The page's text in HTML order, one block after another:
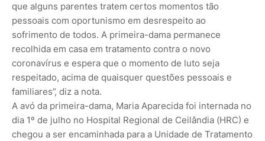
que alguns parentes tratem certos momentos tão
pessoais com oportunismo em desrespeito ao
sofrimento de todos. A primeira-dama permanece
recolhida em casa em tratamento contra o novo
coronavírus e espera que o momento de luto seja
respeitado, acima de quaisquer questões pessoais e
familiares”, diz a nota.
A avó da primeira-dama, Maria Aparecida foi internada no
dia 1º de julho no Hospital Regional de Ceilândia (HRC) e
chegou a ser encaminhada para a Unidade de Tratamento